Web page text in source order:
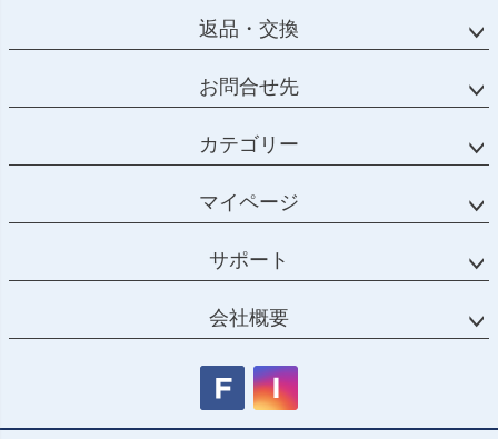
返品・交換
お問合せ先
カテゴリー
マイページ
サポート
会社概要